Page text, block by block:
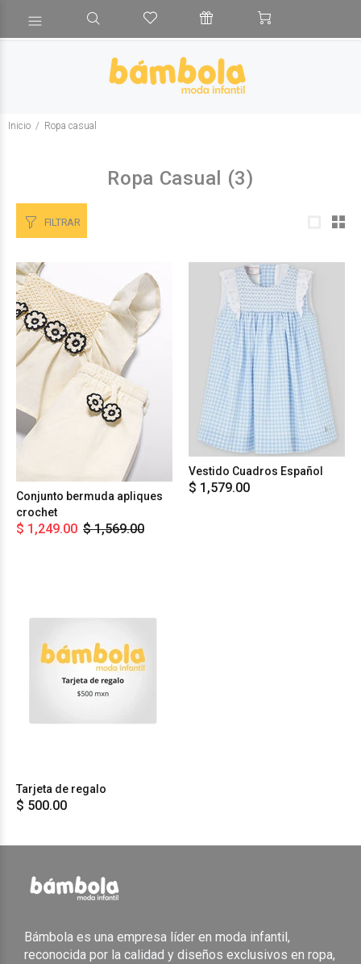
Inicio Ropa casual
Ropa Casual (3)
FILTRAR
Conjunto bermuda apliques
crochet
$ 1,249.00 $ 1,569.00
Vestido Cuadros Español
$ 1,579.00
Tarjeta de regalo
$ 500.00
Bámbola es una empresa líder en moda infantil,
reconocida por la calidad y diseños exclusivos en ropa,